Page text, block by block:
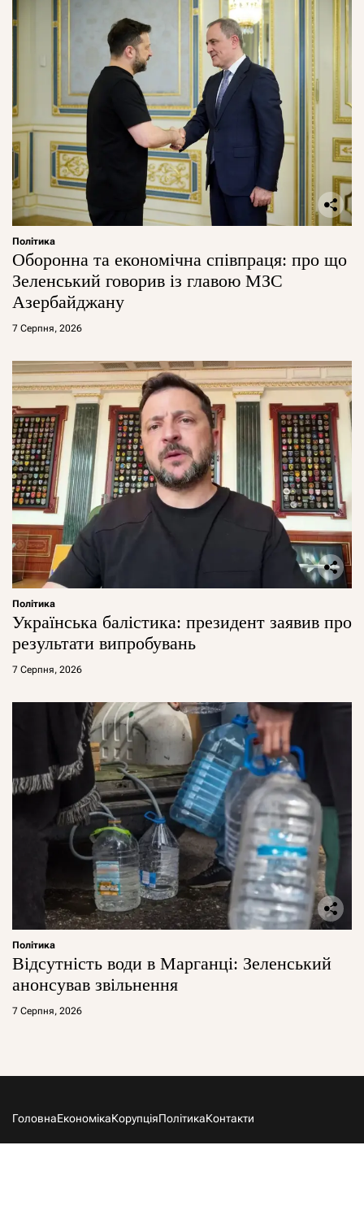
Політика
Оборонна та економічна співпраця: про що
Зеленський говорив із главою МЗС
Азербайджану
7 Серпня, 2026
Політика
Українська балістика: президент заявив про
результати випробувань
7 Серпня, 2026
Політика
Відсутність води в Марганці: Зеленський
анонсував звільнення
7 Серпня, 2026
ГоловнаЕкономікаКорупціяПолітикаКонтакти